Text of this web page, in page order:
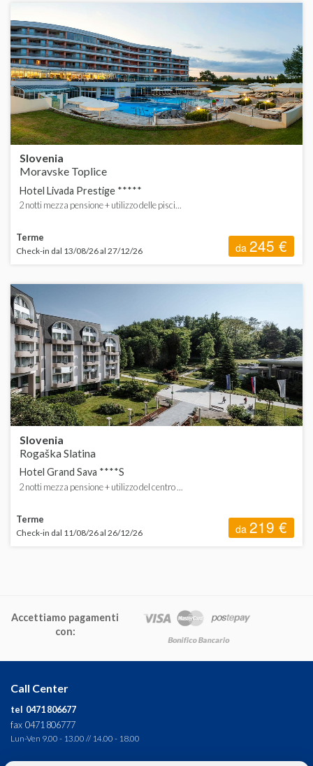
Slovenia
Moravske Toplice
Hotel Livada Prestige *****
2 notti mezza pensione + utilizzo delle pisci...
Terme
Check-in dal 13/08/26 al 27/12/26 da245 €
Slovenia
Rogaška Slatina
Hotel Grand Sava ****S
2 notti mezza pensione + utilizzo del centro ...
Terme
Check-in dal 11/08/26 al 26/12/26 da219 €
Accettiamo pagamenti
con:
Call Center
tel 0471 806677
fax 0471 806777
Lun-Ven 9.00 - 13.00 // 14.00 - 18.00